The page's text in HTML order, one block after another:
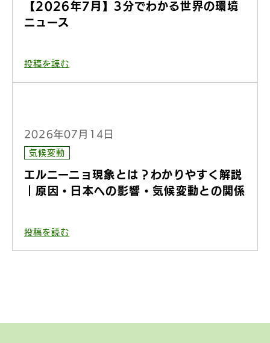
【2026年7月】3分でわかる世界の環境
ニュース
投稿を読む
2026年07月14日
気候変動
エルニーニョ現象とは？わかりやすく解説
｜原因・日本への影響・気候変動との関係
投稿を読む